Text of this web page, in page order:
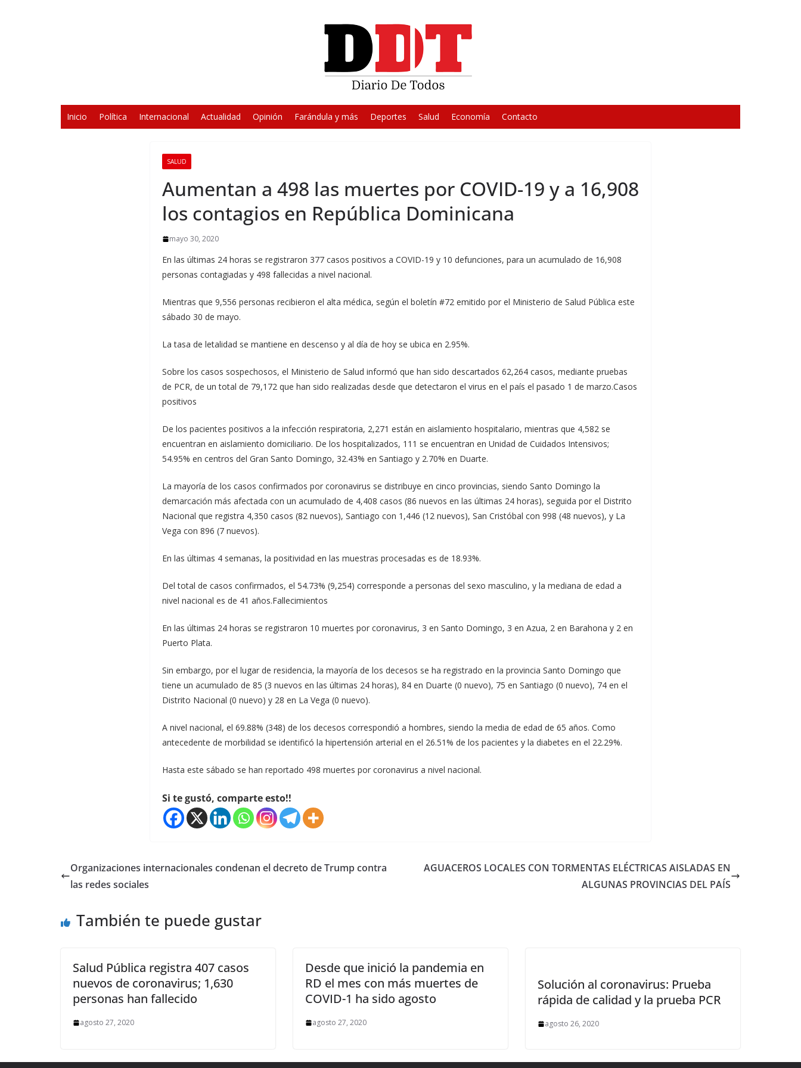
Inicio Política Internacional Actualidad Opinión Farándula y más Deportes Salud Economía Contacto
SALUD
Aumentan a 498 las muertes por COVID-19 y a 16,908
los contagios en República Dominicana
mayo 30, 2020
En las últimas 24 horas se registraron 377 casos positivos a COVID-19 y 10 defunciones, para un acumulado de 16,908
personas contagiadas y 498 fallecidas a nivel nacional.
Mientras que 9,556 personas recibieron el alta médica, según el boletín #72 emitido por el Ministerio de Salud Pública este
sábado 30 de mayo.
La tasa de letalidad se mantiene en descenso y al día de hoy se ubica en 2.95%.
Sobre los casos sospechosos, el Ministerio de Salud informó que han sido descartados 62,264 casos, mediante pruebas
de PCR, de un total de 79,172 que han sido realizadas desde que detectaron el virus en el país el pasado 1 de marzo.Casos
positivos
De los pacientes positivos a la infección respiratoria, 2,271 están en aislamiento hospitalario, mientras que 4,582 se
encuentran en aislamiento domiciliario. De los hospitalizados, 111 se encuentran en Unidad de Cuidados Intensivos;
54.95% en centros del Gran Santo Domingo, 32.43% en Santiago y 2.70% en Duarte.
La mayoría de los casos confirmados por coronavirus se distribuye en cinco provincias, siendo Santo Domingo la
demarcación más afectada con un acumulado de 4,408 casos (86 nuevos en las últimas 24 horas), seguida por el Distrito
Nacional que registra 4,350 casos (82 nuevos), Santiago con 1,446 (12 nuevos), San Cristóbal con 998 (48 nuevos), y La
Vega con 896 (7 nuevos).
En las últimas 4 semanas, la positividad en las muestras procesadas es de 18.93%.
Del total de casos confirmados, el 54.73% (9,254) corresponde a personas del sexo masculino, y la mediana de edad a
nivel nacional es de 41 años.Fallecimientos
En las últimas 24 horas se registraron 10 muertes por coronavirus, 3 en Santo Domingo, 3 en Azua, 2 en Barahona y 2 en
Puerto Plata.
Sin embargo, por el lugar de residencia, la mayoría de los decesos se ha registrado en la provincia Santo Domingo que
tiene un acumulado de 85 (3 nuevos en las últimas 24 horas), 84 en Duarte (0 nuevo), 75 en Santiago (0 nuevo), 74 en el
Distrito Nacional (0 nuevo) y 28 en La Vega (0 nuevo).
A nivel nacional, el 69.88% (348) de los decesos correspondió a hombres, siendo la media de edad de 65 años. Como
antecedente de morbilidad se identificó la hipertensión arterial en el 26.51% de los pacientes y la diabetes en el 22.29%.
Hasta este sábado se han reportado 498 muertes por coronavirus a nivel nacional.
Si te gustó, comparte esto!!
Organizaciones internacionales condenan el decreto de Trump contra
las redes sociales
AGUACEROS LOCALES CON TORMENTAS ELÉCTRICAS AISLADAS EN
ALGUNAS PROVINCIAS DEL PAÍS
También te puede gustar
Salud Pública registra 407 casos
nuevos de coronavirus; 1,630
personas han fallecido
agosto 27, 2020
Desde que inició la pandemia en
RD el mes con más muertes de
COVID-1 ha sido agosto
agosto 27, 2020
Solución al coronavirus: Prueba
rápida de calidad y la prueba PCR
agosto 26, 2020